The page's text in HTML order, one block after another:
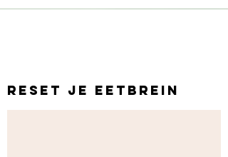
Reset je eetbrein